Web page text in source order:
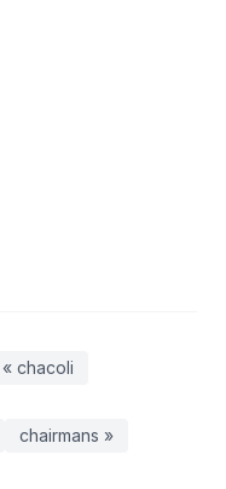
« chacoli
chairmans »